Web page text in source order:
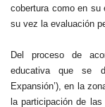
cobertura como en su
su vez la evaluación
Del proceso de
educativa que se
Expansión’), en la
la participación de